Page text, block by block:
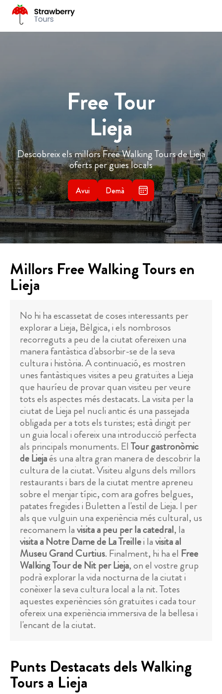
Free Tour
Lieja
Descobreix els millors Free Walking Tours de Lieja
oferts per guies locals
Avui Demà
Millors Free Walking Tours en
Lieja
No hi ha escassetat de coses interessants per
explorar a Lieja, Bèlgica, i els nombrosos
recorreguts a peu de la ciutat ofereixen una
manera fantàstica d'absorbir-se de la seva
cultura i història. A continuació, es mostren
unes fantàstiques visites a peu gratuïtes a Lieja
que hauríeu de provar quan visiteu per veure
tots els aspectes més destacats. La visita per la
ciutat de Lieja pel nucli antic és una passejada
obligada per a tots els turistes; està dirigit per
un guia local i ofereix una introducció perfecta
als principals monuments. El Tour gastronòmic
de Liejaés una altra gran manera de descobrir la
cultura de la ciutat. Visiteu alguns dels millors
restaurants i bars de la ciutat mentre apreneu
sobre el menjar típic, com ara gofres belgues,
patates fregides i Buletten a l'estil de Lieja. I per
als que vulguin una experiència més cultural, us
recomanem lavisita a peu per la catedral, la
visita a Notre Dame de La Treillei lavisita al
Museu Grand Curtius. Finalment, hi ha el Free
Walking Tour de Nit per Lieja, on el vostre grup
podrà explorar la vida nocturna de la ciutat i
conèixer la seva cultura local a la nit. Totes
aquestes experiències són gratuïtes i cada tour
ofereix una experiència immersiva de la bellesa i
l'encant de la ciutat.
Punts Destacats dels Walking
Tours a Lieja